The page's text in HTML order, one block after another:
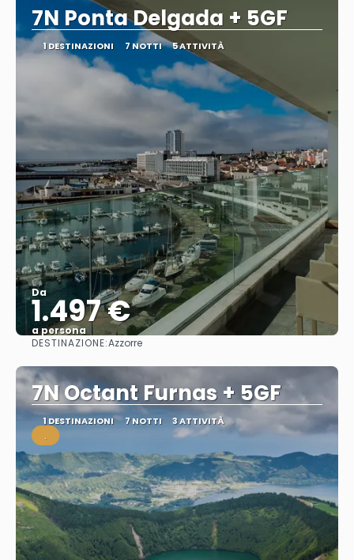
7N Ponta Delgada + 5GF
1 DESTINAZIONI 7 NOTTI 5 ATTIVITÀ
Da
1.497 €
a persona
DESTINAZIONE:Azzorre
7N Octant Furnas + 5GF
1 DESTINAZIONI 7 NOTTI 3 ATTIVITÀ
.